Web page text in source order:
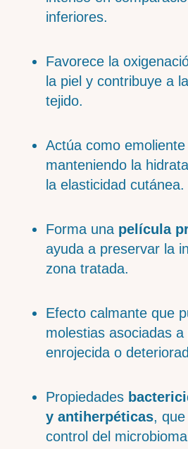
inferiores.
Favorece la
la piel y contribuye a
tejido.
Actúa como
manteniendo la
la elasticidad cutánea.
Forma una película
ayuda a preservar la
zona tratada.
Efecto calmante que
molestias asociadas a
enrojecida o
Propiedades
y antiherpéticas, que
control del